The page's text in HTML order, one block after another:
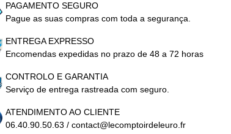
PAGAMENTO SEGURO
Pague as suas compras com toda a segurança.
ENTREGA EXPRESSO
Encomendas expedidas no prazo de 48 a 72 horas
CONTROLO E GARANTIA
Serviço de entrega rastreada com seguro.
ATENDIMENTO AO CLIENTE
06.40.90.50.63 / contact@lecomptoirdeleuro.fr